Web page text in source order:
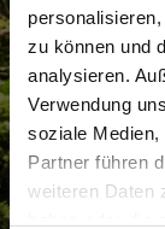
zu können und
analysieren.
Verwendung
soziale Medien,
Partner führen
weiteren Daten